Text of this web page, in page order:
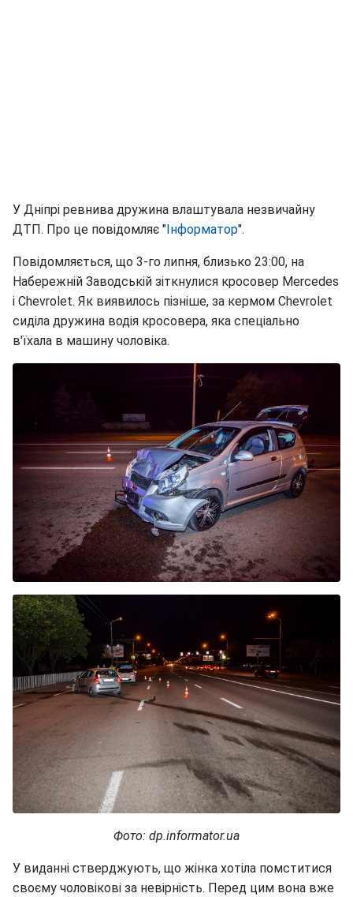
У Дніпрі ревнива дружина влаштувала незвичайну
ДТП. Про це повідомляє "Інформатор".
Повідомляється, що 3-го липня, близько 23:00, на
Набережній Заводській зіткнулися кросовер Mercedes
і Chevrolet. Як виявилось пізніше, за кермом Chevrolet
сиділа дружина водія кросовера, яка спеціально
в'їхала в машину чоловіка.
Фото: dp.informator.ua
У виданні стверджують, що жінка хотіла помститися
своєму чоловікові за невірність. Перед цим вона вже